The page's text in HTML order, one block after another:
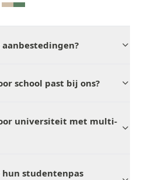
school past bij ons?
universiteit met multi-
studentenpas